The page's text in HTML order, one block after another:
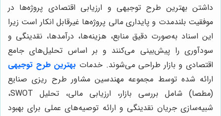
داشتن بهترین طرح توجیهی و ارزیابی اقتصادی پروژه‌ها در
موفقیت بلندمدت و پایداری مالی پروژه‌ها غیرقابل انکار است زیرا
این اسناد به‌صورت دقیق منابع، هزینه‌ها، درآمدها، نقدینگی و
سودآوری را پیش‌بینی می‌کنند و بر اساس تحلیل‌های جامع
اقتصادی و بازار طراحی می‌شوند. خدمات بهترین طرح توجیهی
ارائه شده توسط مجموعه مهندسین مشاور طرح ریزی صنایع
(مطصا) شامل بررسی بازار، ارزیابی مالی، تحلیل SWOT،
شبیه‌سازی جریان نقدینگی و ارائه توصیه‌های عملی برای بهبود